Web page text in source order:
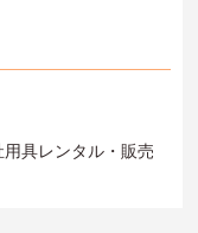
具レンタル・販売